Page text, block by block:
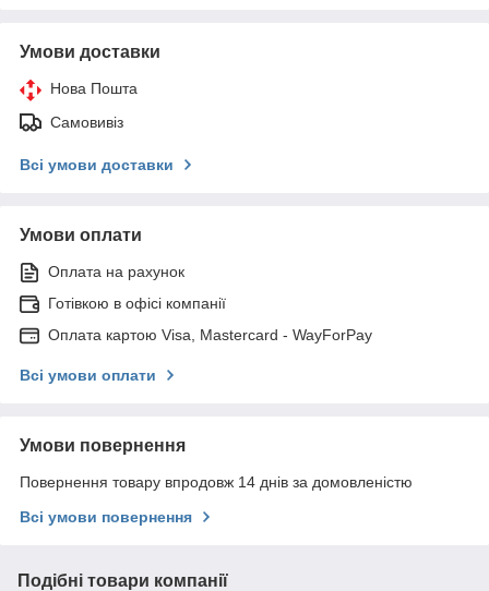
Умови доставки
Нова Пошта
Самовивіз
Всі умови доставки
Умови оплати
Оплата на рахунок
Готівкою в офісі компанії
Оплата картою Visa, Mastercard - WayForPay
Всі умови оплати
Умови повернення
Повернення товару впродовж 14 днів за домовленістю
Всі умови повернення
Подібні товари компанії